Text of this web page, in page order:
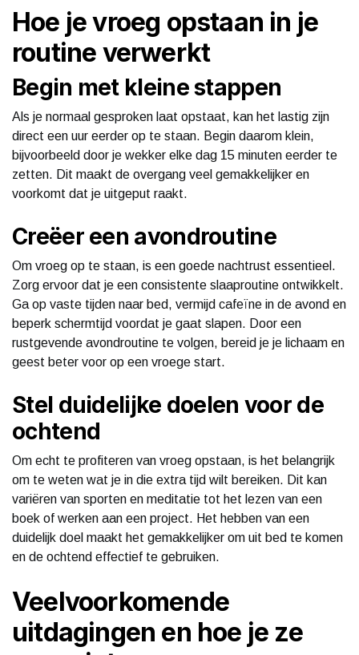
Hoe je vroeg opstaan in je
routine verwerkt
Begin met kleine stappen
Als je normaal gesproken laat opstaat, kan het lastig zijn
direct een uur eerder op te staan. Begin daarom klein,
bijvoorbeeld door je wekker elke dag 15 minuten eerder te
zetten. Dit maakt de overgang veel gemakkelijker en
voorkomt dat je uitgeput raakt.
Creëer een avondroutine
Om vroeg op te staan, is een goede nachtrust essentieel.
Zorg ervoor dat je een consistente slaaproutine ontwikkelt.
Ga op vaste tijden naar bed, vermijd cafeïne in de avond en
beperk schermtijd voordat je gaat slapen. Door een
rustgevende avondroutine te volgen, bereid je je lichaam en
geest beter voor op een vroege start.
Stel duidelijke doelen voor de
ochtend
Om echt te profiteren van vroeg opstaan, is het belangrijk
om te weten wat je in die extra tijd wilt bereiken. Dit kan
variëren van sporten en meditatie tot het lezen van een
boek of werken aan een project. Het hebben van een
duidelijk doel maakt het gemakkelijker om uit bed te komen
en de ochtend effectief te gebruiken.
Veelvoorkomende
uitdagingen en hoe je ze